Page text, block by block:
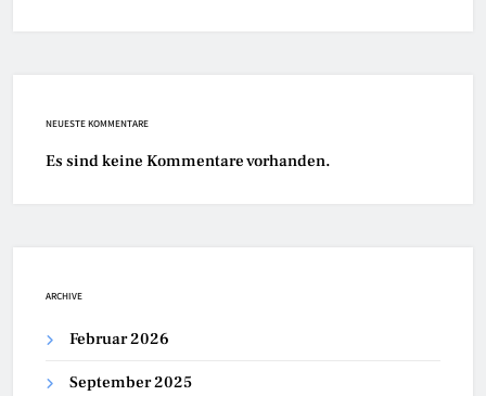
NEUESTE KOMMENTARE
Es sind keine Kommentare vorhanden.
ARCHIVE
Februar 2026
September 2025